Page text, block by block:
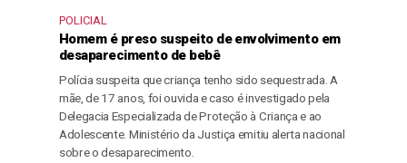
POLICIAL
Homem é preso suspeito de envolvimento em
desaparecimento de bebê
Polícia suspeita que criança tenho sido sequestrada. A
mãe, de 17 anos, foi ouvida e caso é investigado pela
Delegacia Especializada de Proteção à Criança e ao
Adolescente. Ministério da Justiça emitiu alerta nacional
sobre o desaparecimento.